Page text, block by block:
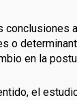
conclusiones
o
en la
el